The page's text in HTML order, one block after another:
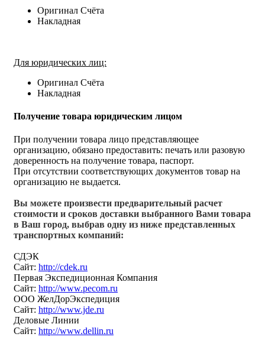
Оригинал Счёта
Накладная
Для юридических лиц:
Оригинал Счёта
Накладная
Получение товара юридическим лицом
При получении товара лицо представляющее
организацию, обязано предоставить: печать или разовую
доверенность на получение товара, паспорт.
При отсутствии соответствующих документов товар на
организацию не выдается.
Вы можете произвести предварительный расчет
стоимости и сроков доставки выбранного Вами товара
в Ваш город, выбрав одну из ниже представленных
транспортных компаний:
СДЭК
Сайт: http://cdek.ru
Первая Экспедиционная Компания
Сайт: http://www.pecom.ru
ООО ЖелДорЭкспедиция
Сайт: http://www.jde.ru
Деловые Линии
Сайт: http://www.dellin.ru